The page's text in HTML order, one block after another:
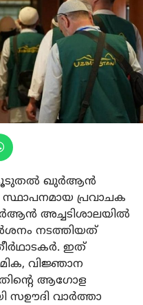
കൂടുതല്‍ ഖുര്‍ആന്‍
സ്ഥാപനമായ പ്രവാചക
അച്ചടിശാലയില്‍
നടത്തിയത്
ഇത്
വിജ്ഞാന
ആഗോള
സഊദി വാര്‍ത്താ